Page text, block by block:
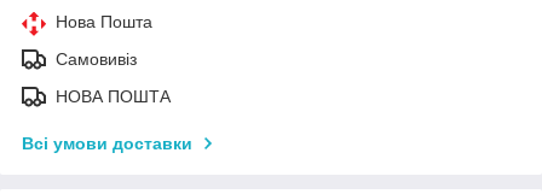
Нова Пошта
Самовивіз
НОВА ПОШТА
Всі умови доставки